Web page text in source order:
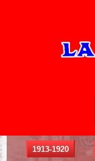
1913-1920